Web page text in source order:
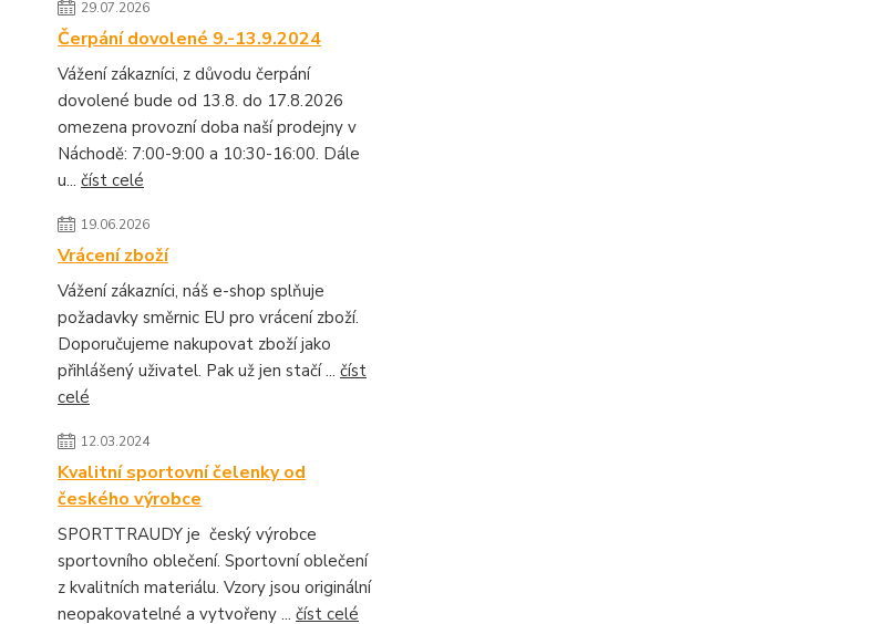
29.07.2026
Čerpání dovolené 9.-13.9.2024
Vážení zákazníci, z důvodu čerpání
dovolené bude od 13.8. do 17.8.2026
omezena provozní doba naší prodejny v
Náchodě: 7:00-9:00 a 10:30-16:00. Dále
u... číst celé
19.06.2026
Vrácení zboží
Vážení zákazníci, náš e-shop splňuje
požadavky směrnic EU pro vrácení zboží.
Doporučujeme nakupovat zboží jako
přihlášený uživatel. Pak už jen stačí ... číst
celé
12.03.2024
Kvalitní sportovní čelenky od
českého výrobce
SPORTTRAUDY je český výrobce
sportovního oblečení. Sportovní oblečení
z kvalitních materiálu. Vzory jsou originální
neopakovatelné a vytvořeny ... číst celé